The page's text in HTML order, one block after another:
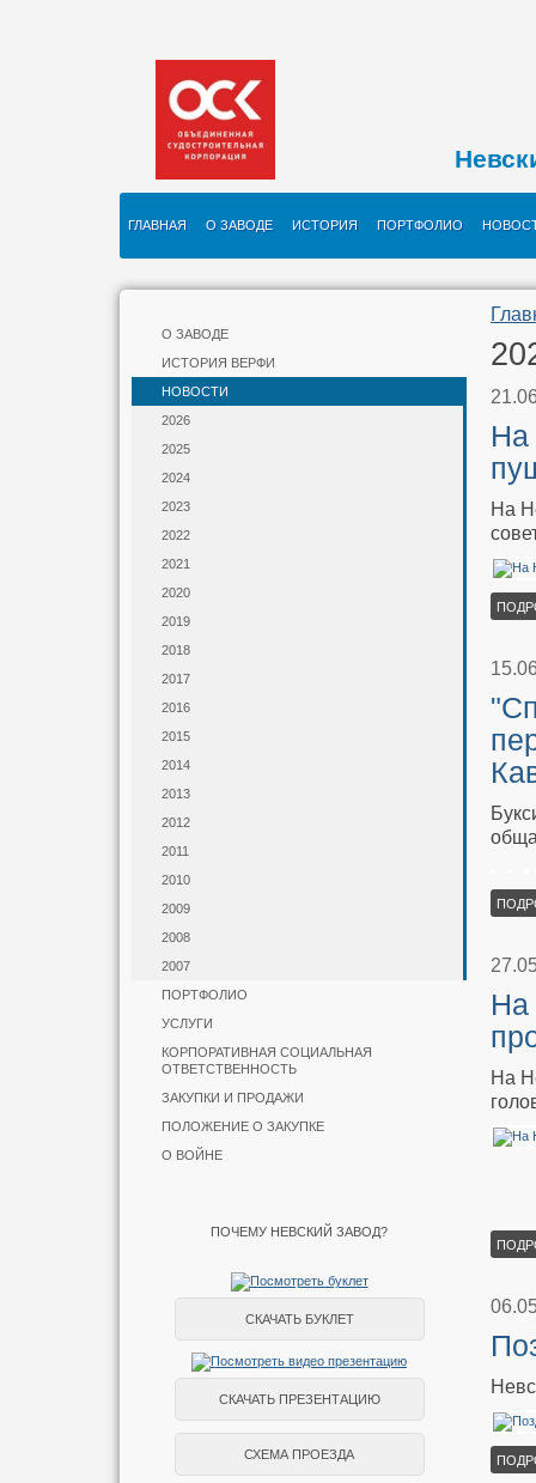
ГЛАВНАЯ О ЗАВОДЕ ИСТОРИЯ ПОРТФОЛИО
О ЗАВОДЕ
ИСТОРИЯ ВЕРФИ
НОВОСТИ
2026
2025
2024
2023
2022
2021
2020
2019
2018
2017
2016
2015
2014
2013
2012
2011
2010
2009
2008
2007
ПОРТФОЛИО
УСЛУГИ
КОРПОРАТИВНАЯ СОЦИАЛЬНАЯ
ОТВЕТСТВЕННОСТЬ
ЗАКУПКИ И ПРОДАЖИ
ПОЛОЖЕНИЕ О ЗАКУПКЕ
О ВОЙНЕ
ПОЧЕМУ НЕВСКИЙ ЗАВОД?
СКАЧАТЬ БУКЛЕТ
СКАЧАТЬ ПРЕЗЕНТАЦИЮ
СХЕМА ПРОЕЗДА
На
На
На
На